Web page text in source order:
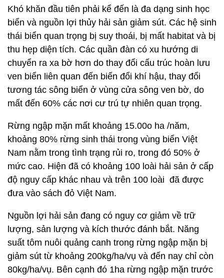
Khó khăn đầu tiên phải kể đến là đa dạng sinh học
biển và nguồn lợi thủy hải sản giảm sút. Các hệ sinh
thái biển quan trọng bị suy thoái, bị mất habitat và bị
thu hẹp diện tích. Các quần đàn có xu hướng di
chuyển ra xa bờ hơn do thay đổi cấu trúc hoàn lưu
ven biển liên quan đến biến đổi khí hậu, thay đổi
tương tác sông biển ở vùng cửa sông ven bờ, do
mất đến 60% các nơi cư trú tự nhiên quan trọng.
Rừng ngập mặn mất khoảng 15.00o ha /năm,
khoảng 80% rừng sinh thái trong vùng biển Việt
Nam nằm trong tình trạng rủi ro, trong đó 50% ở
mức cao. Hiện đã có khoảng 100 loài hải sản ở cấp
độ nguy cấp khác nhau và trên 100 loài đã được
đưa vào sách đỏ Việt Nam.
Nguồn lợi hải sản đang có nguy cơ giảm về trữ
lượng, sản lượng và kích thước đánh bắt. Năng
suất tôm nuôi quảng canh trong rừng ngập mặn bị
giảm sút từ khoảng 200kg/ha/vụ và đến nay chỉ còn
80kg/ha/vụ. Bên cạnh đó 1ha rừng ngập mặn trước